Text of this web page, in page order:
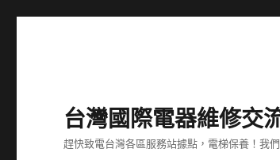
台灣國際電器維修交
趕快致電台灣各區服務站據點，電梯保養！我